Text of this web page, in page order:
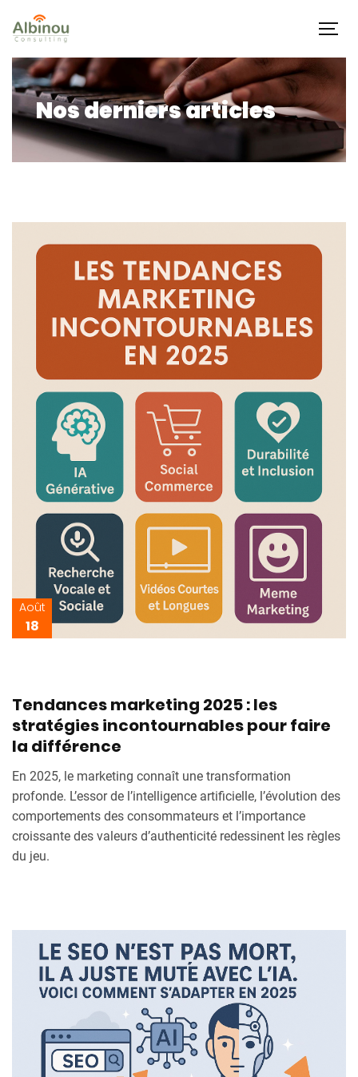
Nos derniers articles
Août
18
Tendances marketing 2025 : les
stratégies incontournables pour faire
la différence
En 2025, le marketing connaît une transformation
profonde. L’essor de l’intelligence artificielle, l’évolution des
comportements des consommateurs et l’importance
croissante des valeurs d’authenticité redessinent les règles
du jeu.